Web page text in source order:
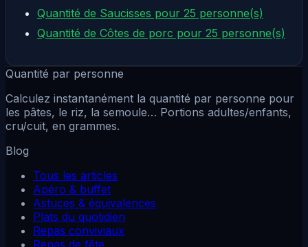
Quantité de Saucisses pour 25 personne(s)
Quantité de Côtes de porc pour 25 personne(s)
Quantité par personne
Calculez instantanément la quantité par personne pour
les pâtes, le riz, la semoule… Portions adultes/enfants,
cru/cuit, en grammes.
Blog
Tous les articles
Apéro & buffet
Astuces & équivalences
Plats du quotidien
Repas conviviaux
Repas de fête